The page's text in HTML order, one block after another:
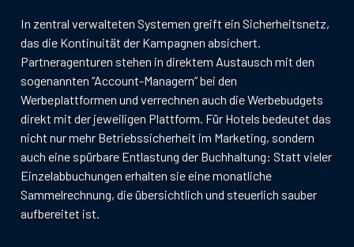
In zentral verwalteten Systemen greift ein Sicherheitsnetz,
das die Kontinuität der Kampagnen absichert.
Partneragenturen stehen in direktem Austausch mit den
sogenannten “Account-Managern” bei den
Werbeplattformen und verrechnen auch die Werbebudgets
direkt mit der jeweiligen Plattform. Für Hotels bedeutet das
nicht nur mehr Betriebssicherheit im Marketing, sondern
auch eine spürbare Entlastung der Buchhaltung: Statt vieler
Einzelabbuchungen erhalten sie eine monatliche
Sammelrechnung, die übersichtlich und steuerlich sauber
aufbereitet ist.